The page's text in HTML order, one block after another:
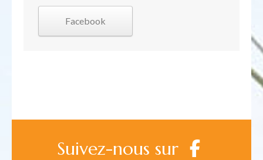
Facebook
Suivez-nous sur